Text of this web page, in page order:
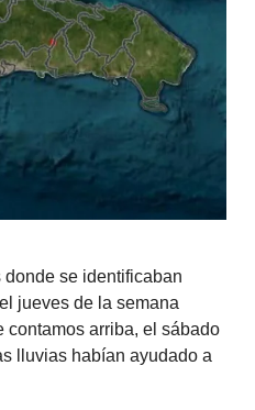
donde se identificaban
jueves de la semana
contamos arriba, el sábado
lluvias habían ayudado a